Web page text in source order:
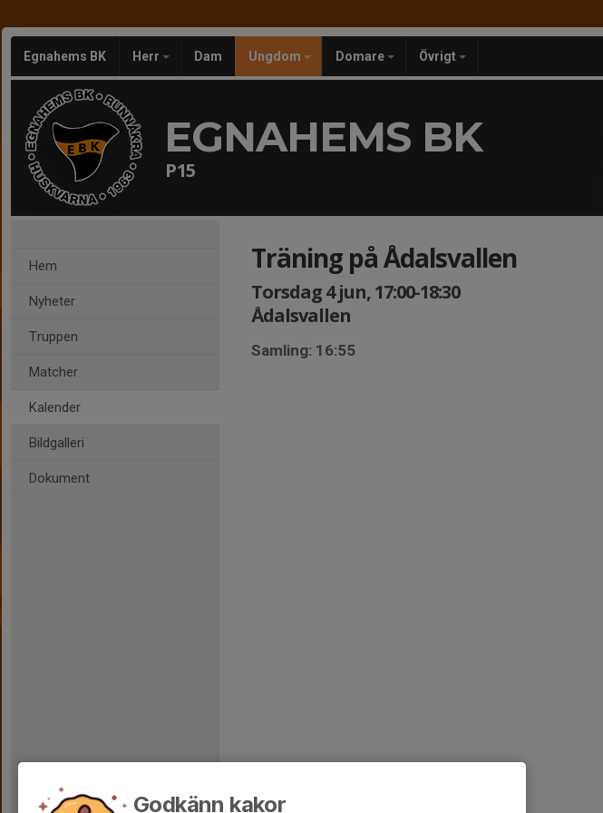
Egnahems BK Herr Dam Ungdom Domare Övrigt
EGNAHEMS BK
P15
Hem
Nyheter
Truppen
Matcher
Kalender
Bildgalleri
Dokument
Träning på Ådalsvallen
Torsdag 4 jun, 17:00-18:30
Ådalsvallen
Samling: 16:55
Godkänn kakor